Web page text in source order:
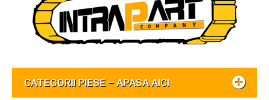
CATEGORII PIESE – APASA AICI